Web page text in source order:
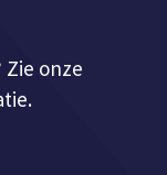
Zie onze